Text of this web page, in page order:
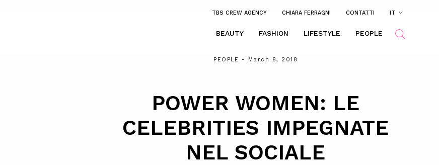
TBS CREW AGENCY CHIARA FERRAGNI CONTATTI IT
BEAUTY FASHION LIFESTYLE PEOPLE
PEOPLE - March 8, 2018
POWER WOMEN: LE
CELEBRITIES IMPEGNATE
NEL SOCIALE